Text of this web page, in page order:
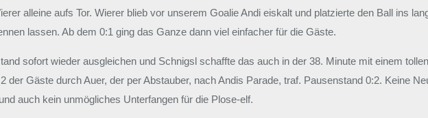
alleine aufs Tor. Wierer blieb vor unserem Goalie Andi eiskalt und platzierte den Ball ins
lassen. Ab dem 0:1 ging das Ganze dann viel einfacher für die Gäste.
sofort wieder ausgleichen und Schnigsl schaffte das auch in der 38. Minute mit einem
der Gäste durch Auer, der per Abstauber, nach Andis Parade, traf. Pausenstand 0:2. Keine
auch kein unmögliches Unterfangen für die Plose-elf.